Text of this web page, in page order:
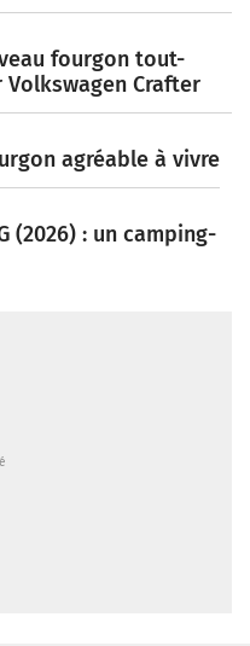
fourgon tout-
Crafter
agréable à vivre
(2026) : un camping-